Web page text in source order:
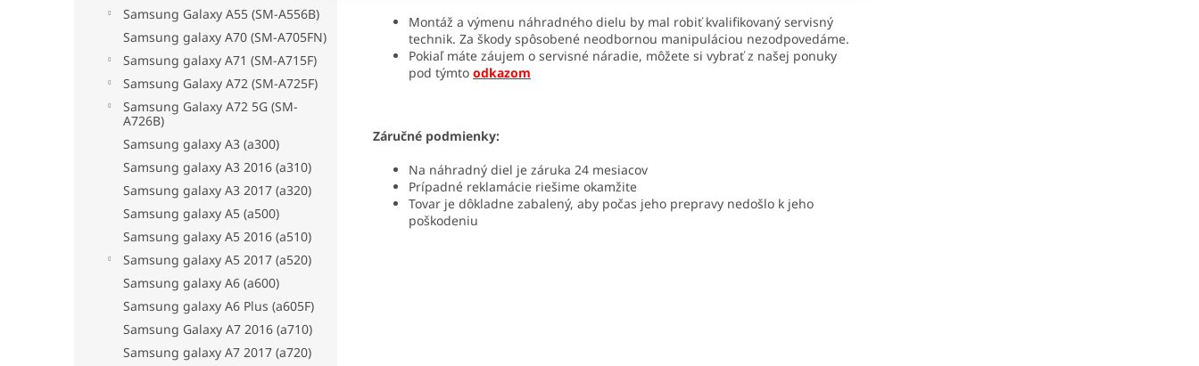
Samsung Galaxy A55 (SM-A556B)
Samsung galaxy A70 (SM-A705FN)
Samsung galaxy A71 (SM-A715F)
Samsung Galaxy A72 (SM-A725F)
Samsung Galaxy A72 5G (SM-
A726B)
Samsung galaxy A3 (a300)
Samsung galaxy A3 2016 (a310)
Samsung galaxy A3 2017 (a320)
Samsung galaxy A5 (a500)
Samsung galaxy A5 2016 (a510)
Samsung galaxy A5 2017 (a520)
Samsung galaxy A6 (a600)
Samsung galaxy A6 Plus (a605F)
Samsung Galaxy A7 2016 (a710)
Samsung galaxy A7 2017 (a720)
Montáž a výmenu náhradného dielu by mal robiť kvalifikovaný servisný
technik. Za škody spôsobené neodbornou manipuláciou nezodpovedáme.
Pokiaľ máte záujem o servisné náradie, môžete si vybrať z našej ponuky
pod týmto odkazom
Záručné podmienky:
Na náhradný diel je záruka 24 mesiacov
Prípadné reklamácie riešime okamžite
Tovar je dôkladne zabalený, aby počas jeho prepravy nedošlo k jeho
poškodeniu